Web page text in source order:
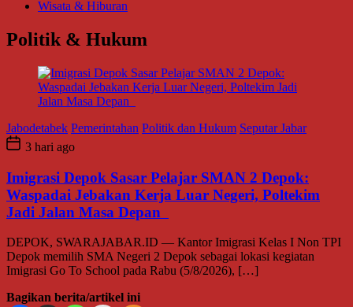
Wisata & Hiburan
Politik & Hukum
Jabodetabek Pemerintahan Politik dan Hukum Seputar Jabar
3 hari ago
Imigrasi Depok Sasar Pelajar SMAN 2 Depok:
Waspadai Jebakan Kerja Luar Negeri, Poltekim
Jadi Jalan Masa Depan
DEPOK, SWARAJABAR.ID — Kantor Imigrasi Kelas I Non TPI
Depok memilih SMA Negeri 2 Depok sebagai lokasi kegiatan
Imigrasi Go To School pada Rabu (5/8/2026), […]
Bagikan berita/artikel ini